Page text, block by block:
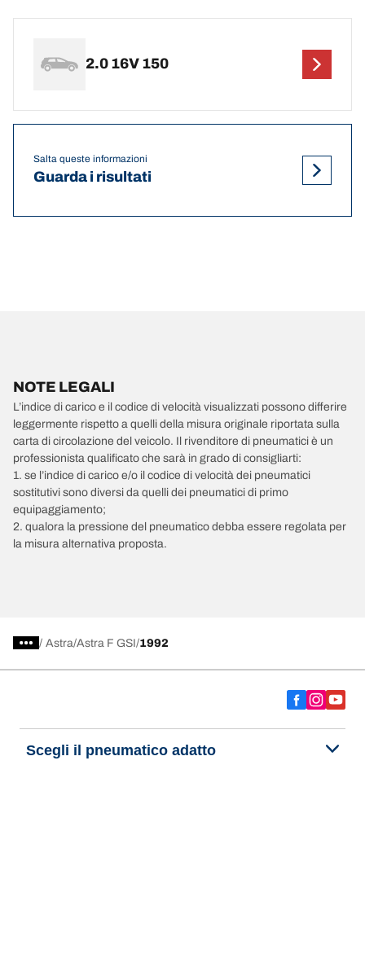
2.0 16V 150
Salta queste informazioni
Guarda i risultati
NOTE LEGALI
L’indice di carico e il codice di velocità visualizzati possono differire
leggermente rispetto a quelli della misura originale riportata sulla
carta di circolazione del veicolo. Il rivenditore di pneumatici è un
professionista qualificato che sarà in grado di consigliarti:
1. se l’indice di carico e/o il codice di velocità dei pneumatici
sostitutivi sono diversi da quelli dei pneumatici di primo
equipaggiamento;
2. qualora la pressione del pneumatico debba essere regolata per
la misura alternativa proposta.
/ Astra Astra F GSI 1992
Scegli il pneumatico adatto